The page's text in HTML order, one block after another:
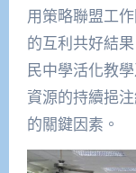
用策略聯盟工
的互利共好結
民中學活化教
資源的持續挹
的關鍵因素。